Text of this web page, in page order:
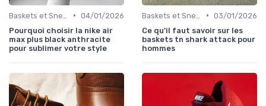
• 04/01/2026
Pourquoi choisir la nike air
max plus black anthracite
pour sublimer votre style
• 03/01/2026
Ce qu’il faut savoir sur les
baskets tn shark attack pour
hommes